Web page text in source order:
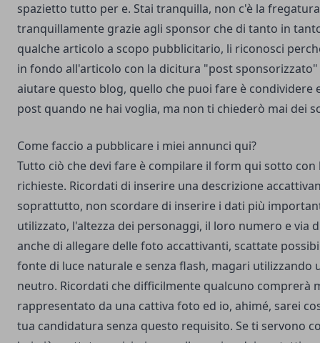
spazietto tutto per e. Stai tranquilla, non c'è la
tranquillamente grazie agli sponsor che di tanto in
qualche articolo a scopo pubblicitario, li riconosci
in fondo all'articolo con la dicitura "post sponsorizzato"
aiutare questo blog, quello che puoi fare è condividere
post quando ne hai voglia, ma non ti chiederò mai dei
Come faccio a pubblicare i miei annunci qui?
Tutto ciò che devi fare è compilare il form qui sotto
richieste. Ricordati di inserire una descrizione
soprattutto, non scordare di inserire i dati più
utilizzato, l'altezza dei personaggi, il loro numero e via
anche di allegare delle foto accattivanti, scattate
fonte di luce naturale e senza flash, magari utilizzando
neutro. Ricordati che difficilmente qualcuno comprerà
rappresentato da una cattiva foto ed io, ahimé, sarei
tua candidatura senza questo requisito. Se ti servono